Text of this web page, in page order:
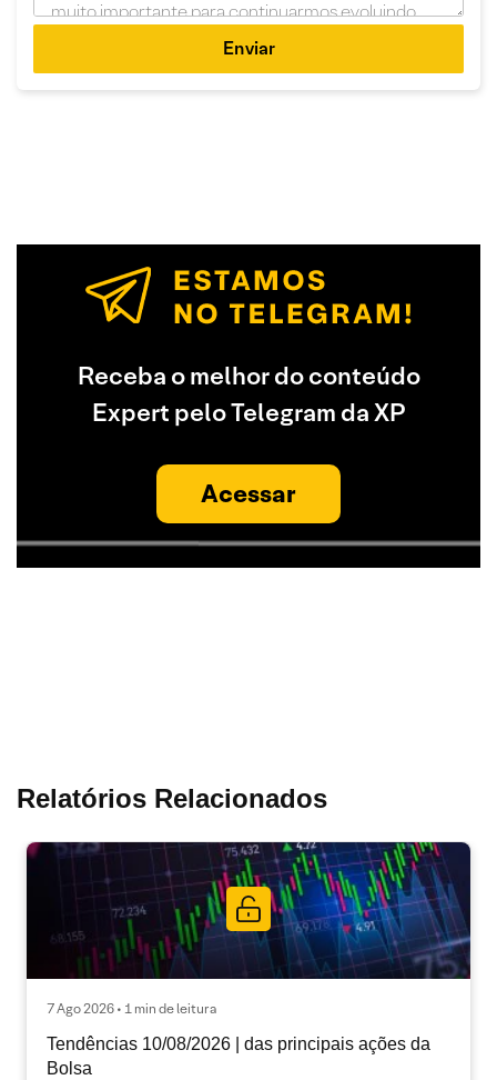
Enviar
Receba o melhor do conteúdo
Expert pelo Telegram da XP
Acessar
Relatórios Relacionados
7 Ago 2026 • 1 min de leitura
Tendências 10/08/2026 | das principais ações da
Bolsa